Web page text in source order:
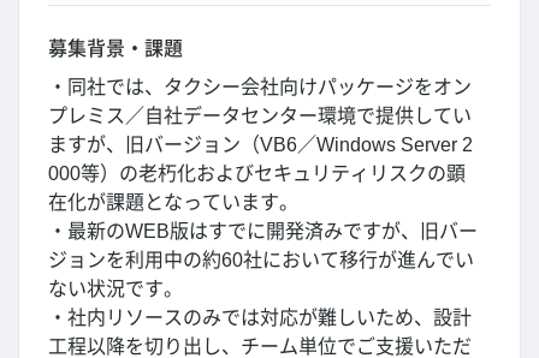
募集背景・課題
・同社では、タクシー会社向けパッケージをオン
プレミス／自社データセンター環境で提供してい
ますが、旧バージョン（VB6／Windows Server 2
000等）の老朽化およびセキュリティリスクの顕
在化が課題となっています。
・最新のWEB版はすでに開発済みですが、旧バー
ジョンを利用中の約60社において移行が進んでい
ない状況です。
・社内リソースのみでは対応が難しいため、設計
工程以降を切り出し、チーム単位でご支援いただ